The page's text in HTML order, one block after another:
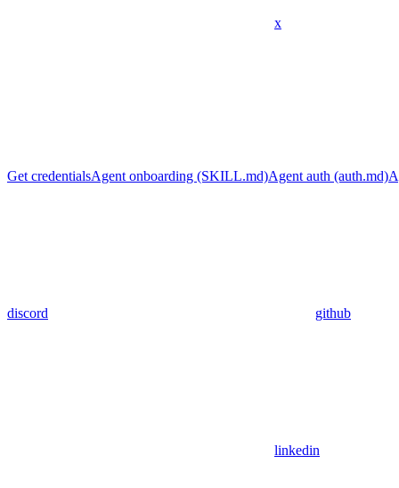
x
Get credentialsAgent onboarding (SKILL.md)Agent auth (auth.md)
discord github
linkedin